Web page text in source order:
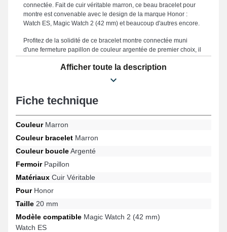
connectée. Fait de cuir véritable marron, ce beau bracelet pour
montre est convenable avec le design de la marque Honor :
Watch ES, Magic Watch 2 (42 mm) et beaucoup d'autres encore.
Profitez de la solidité de ce bracelet montre connectée muni
d'une fermeture papillon de couleur argentée de premier choix, il
de la taille de 20mm parfaitement adaptée de cet article, vous
assurez d'une intégration harmonieuse et d'un maintien fiable
Réputé pour sa durabilité, ce bracelet montre se positionne
comme un choix parfait pour renouveler un composant fatigué ou
cassé, en garantissant une performance durable pour votre
smartwatch. Le coloris marron unique du bracelet montre
s'harmoniser idéalement pour les modèles Magic Watch 2 (42
mm), Watch ES et bien d'autres de la marque Honor, cette attache
optimal. Le bracelet de montre Honor s'adapte idéalement à
diverses références de la marque.
Afficher toute la description
Fiche technique
CouleurMarron
Couleur bracelet Marron
Couleur boucleArgenté
FermoirPapillon
Matériaux Cuir Véritable
PourHonor
Taille 20 mm
Modèle compatible Magic Watch 2 (42 mm)
Watch ES